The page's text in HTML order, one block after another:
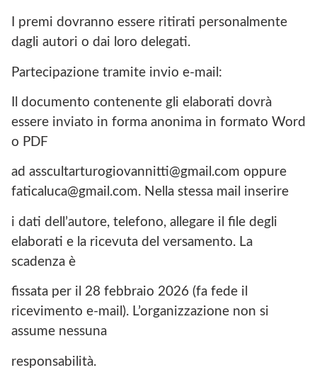
I premi dovranno essere ritirati personalmente
dagli autori o dai loro delegati.
Partecipazione tramite invio e-mail:
Il documento contenente gli elaborati dovrà
essere inviato in forma anonima in formato Word
o PDF
ad asscultarturogiovannitti@gmail.com oppure
faticaluca@gmail.com. Nella stessa mail inserire
i dati dell’autore, telefono, allegare il file degli
elaborati e la ricevuta del versamento. La
scadenza è
fissata per il 28 febbraio 2026 (fa fede il
ricevimento e-mail). L’organizzazione non si
assume nessuna
responsabilità.